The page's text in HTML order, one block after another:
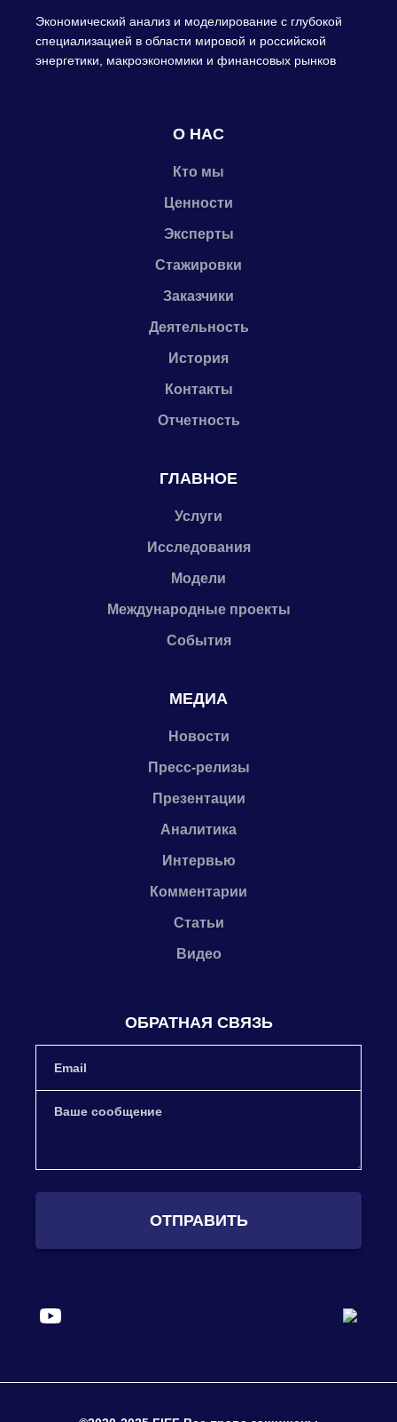
Экономический анализ и моделирование с глубокой
специализацией в области мировой и российской
энергетики, макроэкономики и финансовых рынков
О НАС
Кто мы
Ценности
Эксперты
Стажировки
Заказчики
Деятельность
История
Контакты
Отчетность
ГЛАВНОЕ
Услуги
Исследования
Модели
Международные проекты
События
МЕДИА
Новости
Пресс-релизы
Презентации
Аналитика
Интервью
Комментарии
Статьи
Видео
ОБРАТНАЯ СВЯЗЬ
ОТПРАВИТЬ